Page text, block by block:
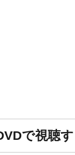
で視聴す